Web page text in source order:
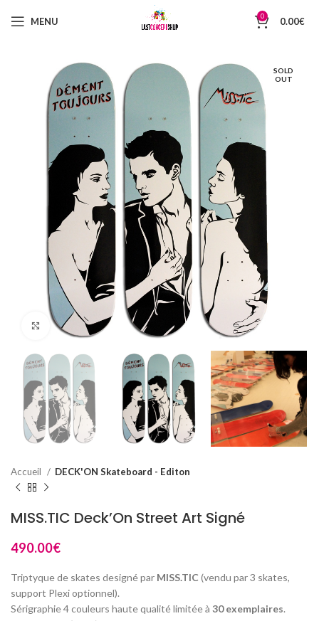
MENU 0 0.00€
SOLD
OUT
Click to enlarge
Accueil DECK'ON Skateboard - Editon
MISS.TIC Deck’On Street Art Signé
490.00€
Triptyque de skates designé par MISS.TIC (vendu par 3 skates,
support Plexi optionnel).
Sérigraphie 4 couleurs haute qualité limitée à 30 exemplaires.